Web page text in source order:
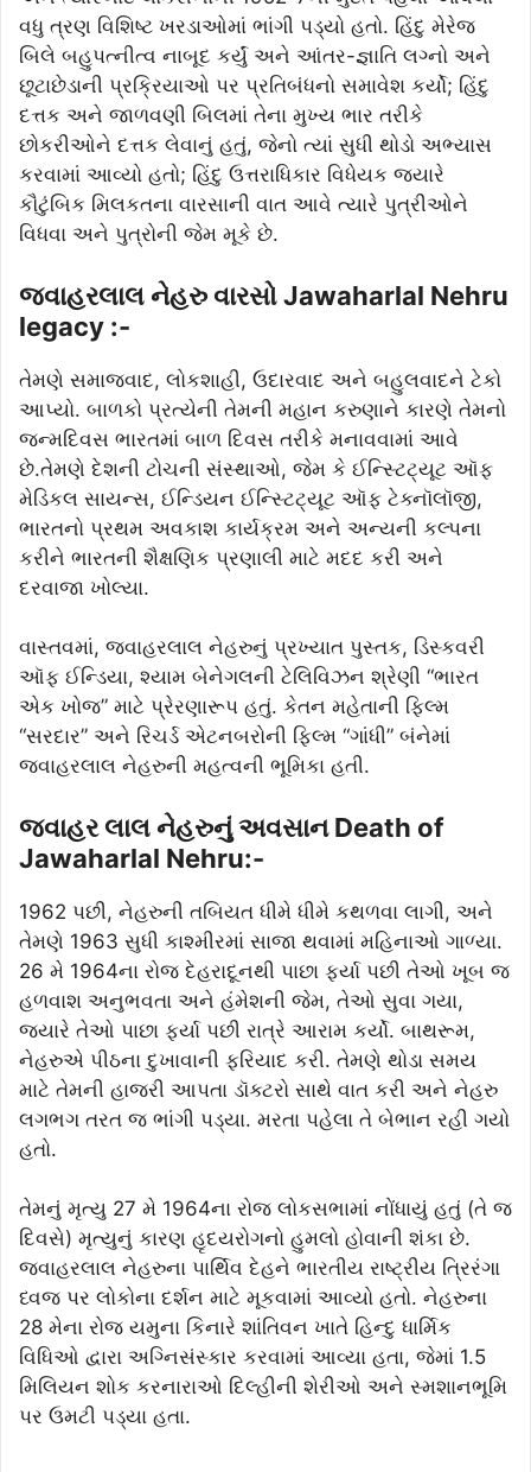
વધુ ત્રણ વિશિષ્ટ ખરડાઓમાં ભાંગી પડ્યો હતો. હિંદુ મેરેજ
બિલે બહુપત્નીત્વ નાબૂદ કર્યું અને આંતર-જ્ઞાતિ લગ્નો અને
છૂટાછેડાની પ્રક્રિયાઓ પર પ્રતિબંધનો સમાવેશ કર્યો; હિંદુ
દત્તક અને જાળવણી બિલમાં તેના મુખ્ય ભાર તરીકે
છોકરીઓને દત્તક લેવાનું હતું, જેનો ત્યાં સુધી થોડો અભ્યાસ
કરવામાં આવ્યો હતો; હિંદુ ઉત્તરાધિકાર વિધેયક જ્યારે
કૌટુંબિક મિલકતના વારસાની વાત આવે ત્યારે પુત્રીઓને
વિધવા અને પુત્રોની જેમ મૂકે છે.
જવાહરલાલ નેહરુ વારસો Jawaharlal Nehru
legacy :-
તેમણે સમાજવાદ, લોકશાહી, ઉદારવાદ અને બહુલવાદને ટેકો
આપ્યો. બાળકો પ્રત્યેની તેમની મહાન કરુણાને કારણે તેમનો
જન્મદિવસ ભારતમાં બાળ દિવસ તરીકે મનાવવામાં આવે
છે.તેમણે દેશની ટોચની સંસ્થાઓ, જેમ કે ઈન્સ્ટિટ્યૂટ ઑફ
મેડિકલ સાયન્સ, ઈન્ડિયન ઈન્સ્ટિટ્યૂટ ઑફ ટેક્નૉલૉજી,
ભારતનો પ્રથમ અવકાશ કાર્યક્રમ અને અન્યની કલ્પના
કરીને ભારતની શૈક્ષણિક પ્રણાલી માટે મદદ કરી અને
દરવાજા ખોલ્યા.
વાસ્તવમાં, જવાહરલાલ નેહરુનું પ્રખ્યાત પુસ્તક, ડિસ્કવરી
ઑફ ઈન્ડિયા, શ્યામ બેનેગલની ટેલિવિઝન શ્રેણી “ભારત
એક ખોજ” માટે પ્રેરણારૂપ હતું. કેતન મહેતાની ફિલ્મ
“સરદાર” અને રિચર્ડ એટનબરોની ફિલ્મ “ગાંધી” બંનેમાં
જવાહરલાલ નેહરુની મહત્વની ભૂમિકા હતી.
જવાહર લાલ નેહરુનું અવસાન Death of
Jawaharlal Nehru:-
1962 પછી, નેહરુની તબિયત ધીમે ધીમે કથળવા લાગી, અને
તેમણે 1963 સુધી કાશ્મીરમાં સાજા થવામાં મહિનાઓ ગાળ્યા.
26 મે 1964ના રોજ દેહરાદૂનથી પાછા ફર્યા પછી તેઓ ખૂબ જ
હળવાશ અનુભવતા અને હંમેશની જેમ, તેઓ સુવા ગયા,
જ્યારે તેઓ પાછા ફર્યા પછી રાત્રે આરામ કર્યો. બાથરૂમ,
નેહરુએ પીઠના દુખાવાની ફરિયાદ કરી. તેમણે થોડા સમય
માટે તેમની હાજરી આપતા ડૉક્ટરો સાથે વાત કરી અને નેહરુ
લગભગ તરત જ ભાંગી પડ્યા. મરતા પહેલા તે બેભાન રહી ગયો
હતો.
તેમનું મૃત્યુ 27 મે 1964ના રોજ લોકસભામાં નોંધાયું હતું (તે જ
દિવસે) મૃત્યુનું કારણ હૃદયરોગનો હુમલો હોવાની શંકા છે.
જવાહરલાલ નેહરુના પાર્થિવ દેહને ભારતીય રાષ્ટ્રીય ત્રિરંગા
ધ્વજ પર લોકોના દર્શન માટે મૂકવામાં આવ્યો હતો. નેહરુના
28 મેના રોજ યમુના કિનારે શાંતિવન ખાતે હિન્દુ ધાર્મિક
વિધિઓ દ્વારા અગ્નિસંસ્કાર કરવામાં આવ્યા હતા, જેમાં 1.5
મિલિયન શોક કરનારાઓ દિલ્હીની શેરીઓ અને સ્મશાનભૂમિ
પર ઉમટી પડ્યા હતા.